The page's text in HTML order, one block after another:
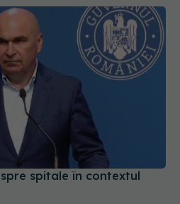
spitale în contextul